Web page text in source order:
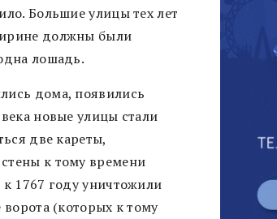
Большие улицы тех лет
должны были
лошадь.
дома, появились
новые улицы стали
две кареты,
к тому времени
1767 году уничтожили
(которых к тому